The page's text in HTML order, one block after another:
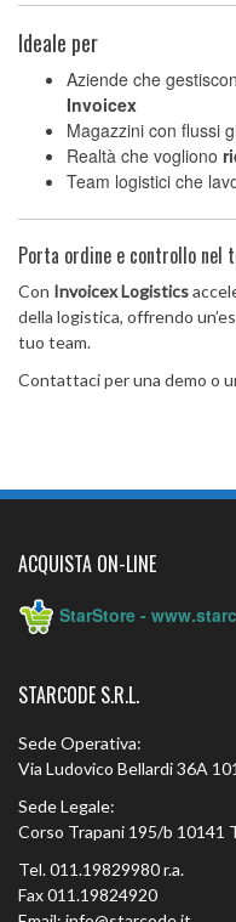
Ideale per
Aziende che
Invoicex
Magazzini con flussi
Realtà che vogliono
Team logistici che
Porta ordine e controllo nel
Con Invoicex Logistics
della logistica, offrendo
tuo team.
Contattaci per una demo o
ACQUISTA ON-LINE
StarStore -
STARCODE S.R.L.
Sede Operativa:
Via Ludovico Bellardi 36A
Sede Legale:
Corso Trapani 195/b 10141
Tel. 011.19829980 r.a.
Fax 011.19824920